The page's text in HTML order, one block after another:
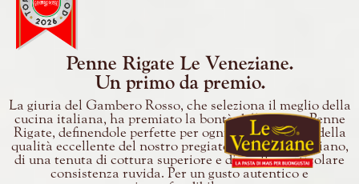
Penne Rigate Le Veneziane.
Un primo da premio.
La giuria del Gambero Rosso, che seleziona il meglio della
cucina italiana, ha premiato la bontà delle nostre Penne
Rigate, definendole perfette per ogni piatto. Merito della
qualità eccellente del nostro pregiato mais 100% italiano,
di una tenuta di cottura superiore e di quella particolare
consistenza ruvida. Per un gusto autentico e